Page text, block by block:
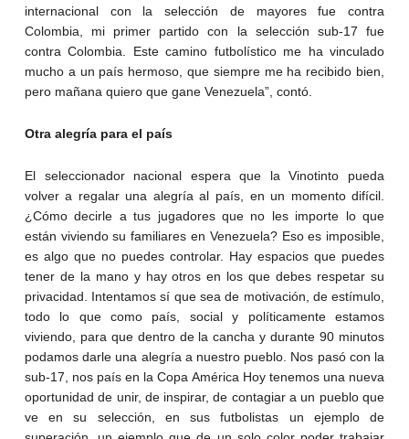
internacional con la selección de mayores fue contra
Colombia, mi primer partido con la selección sub-17 fue
contra Colombia. Este camino futbolístico me ha vinculado
mucho a un país hermoso, que siempre me ha recibido bien,
pero mañana quiero que gane Venezuela”, contó.
Otra alegría para el país
El seleccionador nacional espera que la Vinotinto pueda
volver a regalar una alegría al país, en un momento difícil.
¿Cómo decirle a tus jugadores que no les importe lo que
están viviendo su familiares en Venezuela? Eso es imposible,
es algo que no puedes controlar. Hay espacios que puedes
tener de la mano y hay otros en los que debes respetar su
privacidad. Intentamos sí que sea de motivación, de estímulo,
todo lo que como país, social y políticamente estamos
viviendo, para que dentro de la cancha y durante 90 minutos
podamos darle una alegría a nuestro pueblo. Nos pasó con la
sub-17, nos país en la Copa América Hoy tenemos una nueva
oportunidad de unir, de inspirar, de contagiar a un pueblo que
ve en su selección, en sus futbolistas un ejemplo de